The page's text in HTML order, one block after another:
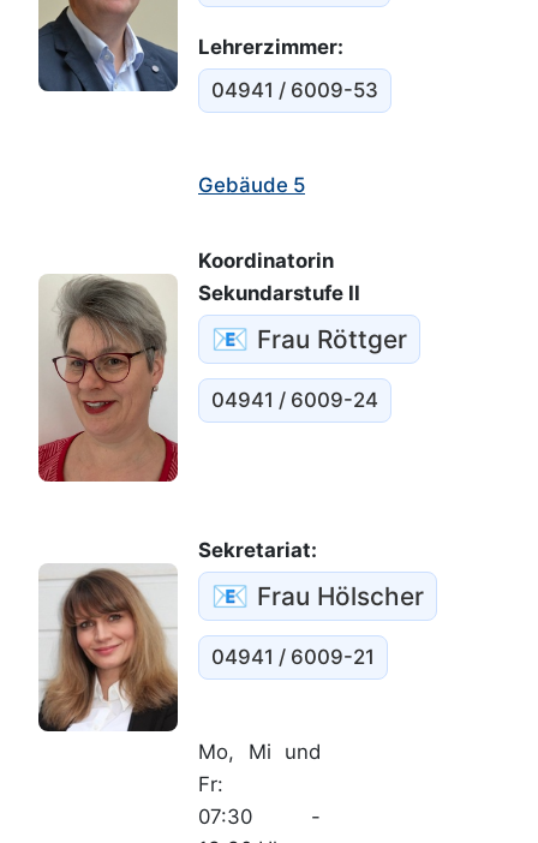
Lehrerzimmer:
04941 / 6009-53
Gebäude 5
Koordinatorin
Sekundarstufe II
📧 Frau Röttger
04941 / 6009-24
Sekretariat:
📧 Frau Hölscher
04941 / 6009-21
Mo, Mi und
Fr:
07:30 -